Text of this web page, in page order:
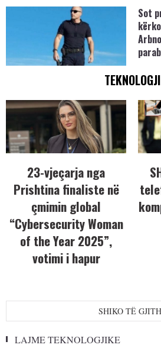
Sot
TEKNOLOGJI
23-vjeçarja nga
Prishtina finaliste në
çmimin global
“Cybersecurity Woman
of the Year 2025”,
votimi i hapur
SHIKO TË
LAJME TEKNOLOGJIKE